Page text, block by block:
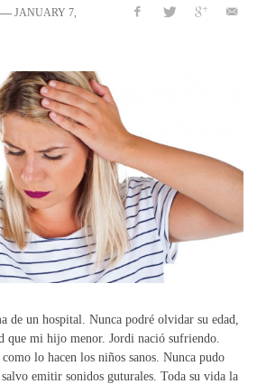
— JANUARY 7,
de un hospital. Nunca podré olvidar su edad,
que mi hijo menor. Jordi nació sufriendo.
lo hacen los niños sanos. Nunca pudo
emitir sonidos guturales. Toda su vida la